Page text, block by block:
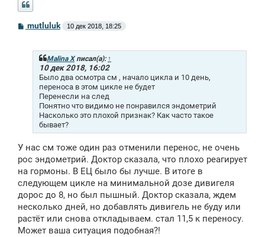
Сmutluluk 10 дек 2018, 18:25
Malina Xписал(а): ↑
10 дек 2018, 16:02
Было два осмотра см , начало цикла и 10 день,
переноса в этом цикле не будет
Перенесли на след
Понятно что видимо не понравился эндометрий
Насколько это плохой признак? Как часто такое
бывает?
У нас см тоже один раз отменили перенос, не очень
рос эндометрий. Доктор сказала, что плохо реагирует
на гормоны. В ЕЦ было бы лучше. В итоге в
следующем цикле на минимальной дозе дивигеля
дорос до 8, но был пышный. Доктор сказала, ждем
несколько дней, но добавлять дивигель не буду или
растёт или снова откладываем. стал 11,5 к переносу.
Может ваша ситуация подобная?!